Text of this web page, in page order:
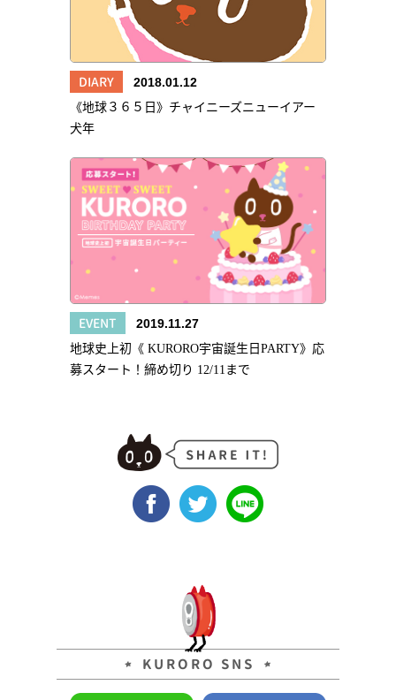
DIARY 2018.01.12
《地球３６５日》チャイニーズニューイアー
犬年
EVENT 2019.11.27
地球史上初《 KURORO宇宙誕生日PARTY》応
募スタート！締め切り 12/11まで
KURORO SNS